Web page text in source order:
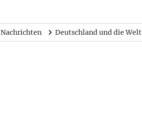
Nachrichten Deutschland und die Welt